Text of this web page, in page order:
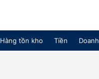
Hàng tồn kho Tiền